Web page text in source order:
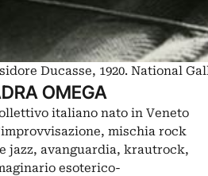
Ducasse, 1920. National
OMEGA
italiano nato in Veneto
mischia rock
jazz, avanguardia, krautrock,
esoterico-